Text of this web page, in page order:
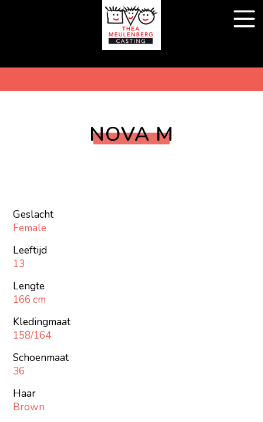
NOVA M
Geslacht
Female
Leeftijd
13
Lengte
166 cm
Kledingmaat
158/164
Schoenmaat
36
Haar
Brown